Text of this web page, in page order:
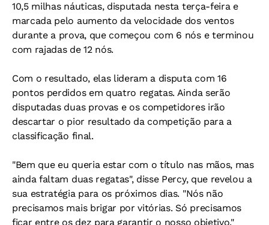
10,5 milhas náuticas, disputada nesta terça-feira e
marcada pelo aumento da velocidade dos ventos
durante a prova, que começou com 6 nós e terminou
com rajadas de 12 nós.
Com o resultado, elas lideram a disputa com 16
pontos perdidos em quatro regatas. Ainda serão
disputadas duas provas e os competidores irão
descartar o pior resultado da competição para a
classificação final.
"Bem que eu queria estar com o título nas mãos, mas
ainda faltam duas regatas", disse Percy, que revelou a
sua estratégia para os próximos dias. "Nós não
precisamos mais brigar por vitórias. Só precisamos
ficar entre os dez para garantir o nosso objetivo."